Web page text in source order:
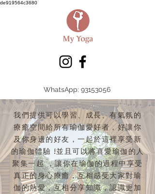
de919564c3680
WhatsApp: 93153056
我們提供可以學習、成長、有氣氛的
療癒空間給所有瑜伽愛好者，好讓你
及你身邊的好友，一起於這裡享受新
的瑜伽體驗 !並且可以將喜愛瑜伽的人
聚集一起 ，讓你在瑜伽的過程中享受
真正的身心療癒，互相感受大家對瑜
伽的熱愛，互相分享知識，認識更加